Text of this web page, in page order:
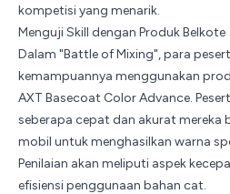
kompetisi yang menarik.
Menguji Skill dengan Produk Belkote
Dalam "Battle of Mixing", para
kemampuannya menggunakan
AXT Basecoat Color Advance.
seberapa cepat dan akurat mereka
mobil untuk menghasilkan warna
Penilaian akan meliputi aspek
efisiensi penggunaan bahan cat.